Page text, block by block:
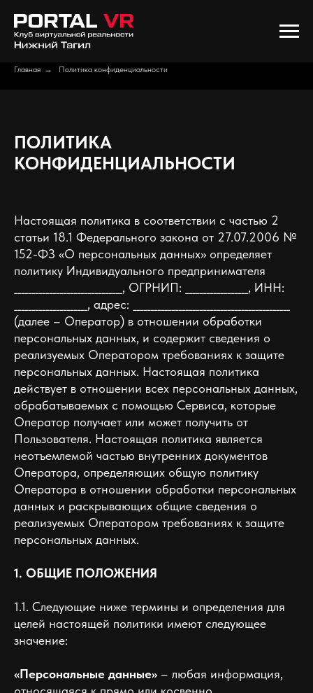
Главная → Политика конфиденциальности
ПОЛИТИКА
КОНФИДЕНЦИАЛЬНОСТИ
Настоящая политика в соответствии с частью 2
статьи 18.1 Федерального закона от 27.07.2006 №
152-ФЗ «О персональных данных» определяет
политику Индивидуального предпринимателя
_______________________________, ОГРНИП: __________________, ИНН:
_____________________, адрес: _____________________________________________
(далее – Оператор) в отношении обработки
персональных данных, и содержит сведения о
реализуемых Оператором требованиях к защите
персональных данных. Настоящая политика
действует в отношении всех персональных данных,
обрабатываемых с помощью Сервиса, которые
Оператор получает или может получить от
Пользователя. Настоящая политика является
неотъемлемой частью внутренних документов
Оператора, определяющих общую политику
Оператора в отношении обработки персональных
данных и раскрывающих общие сведения о
реализуемых Оператором требованиях к защите
персональных данных.
1. ОБЩИЕ ПОЛОЖЕНИЯ
1.1. Следующие ниже термины и определения для
целей настоящей политики имеют следующее
значение:
«Персональные данные» – любая информация,